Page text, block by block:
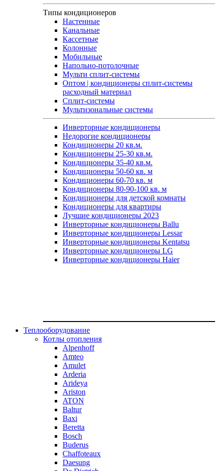
Типы кондиционеров
Настенные
Канальные
Кассетные
Колонные
Мобильные
Напольно-потолочные
Мульти сплит-системы
Оптом | кондиционеры сплит-системы
расходный материал
Сплит-системы
Мультизональные системы
Инверторные кондиционеры
Недорогие кондиционеры
Кондиционеры 20 кв.м.
Кондиционеры 25-30 кв.м.
Кондиционеры 35-40 кв.м.
Кондиционеры 50-60 кв. м
Кондиционеры 60-70 кв. м
Кондиционеры 80-90-100 кв. м
Кондиционеры для детской комнаты
Кондиционеры для квартиры
Лучшие кондиционеры 2023
Инверторные кондиционеры Ballu
Инверторные кондиционеры Lessar
Инверторные кондиционеры Kentatsu
Инверторные кондиционеры LG
Инверторные кондиционеры Haier
Теплооборудование
Котлы отопления
Alpenhoff
Amteo
Amulet
Arderia
Arideya
Ariston
ATON
Baltur
Baxi
Beretta
Bosch
Buderus
Chaffoteaux
Daesung